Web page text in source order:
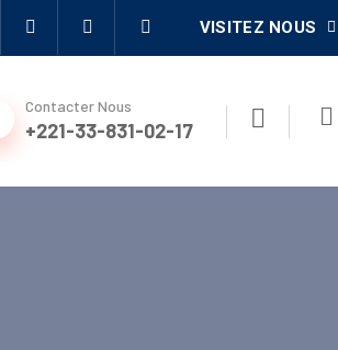
VISITEZ NOUS
Contacter Nous
+221-33-831-02-17